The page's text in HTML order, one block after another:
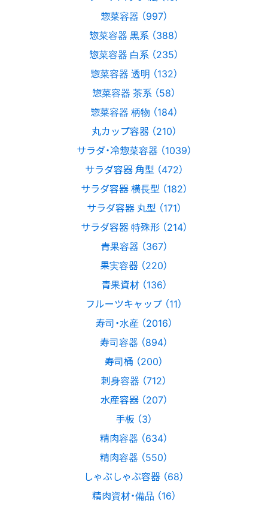
惣菜容器 （997）
惣菜容器 黒系 （388）
惣菜容器 白系 （235）
惣菜容器 透明 （132）
惣菜容器 茶系 （58）
惣菜容器 柄物 （184）
丸カップ容器 （210）
サラダ・冷惣菜容器 （1039）
サラダ容器 角型 （472）
サラダ容器 横長型 （182）
サラダ容器 丸型 （171）
サラダ容器 特殊形 （214）
青果容器 （367）
果実容器 （220）
青果資材 （136）
フルーツキャップ （11）
寿司・水産 （2016）
寿司容器 （894）
寿司桶 （200）
刺身容器 （712）
水産容器 （207）
手板 （3）
精肉容器 （634）
精肉容器 （550）
しゃぶしゃぶ容器 （68）
精肉資材・備品 （16）